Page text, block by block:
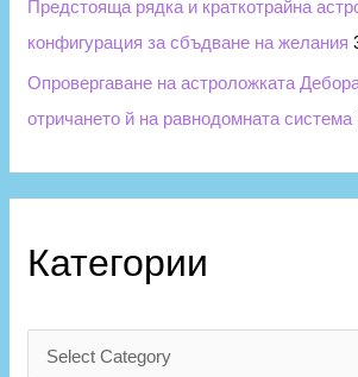
Предстояща рядка и краткотрайна
конфигурация за сбъдване на желания
Опровергаване на астроложката
отричането й на равнодомната система
Категории